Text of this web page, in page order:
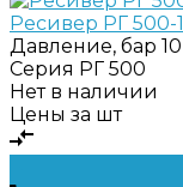
Ресивер РГ
Давление, бар 10
Серия РГ 500
Нет в наличии
Цены за шт